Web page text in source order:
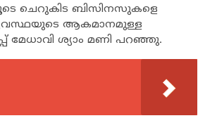
ചെറുകിട ബിസിനസുകളെ
ആകമാനമുള്ള
ശ്യാം മണി പറഞ്ഞു.